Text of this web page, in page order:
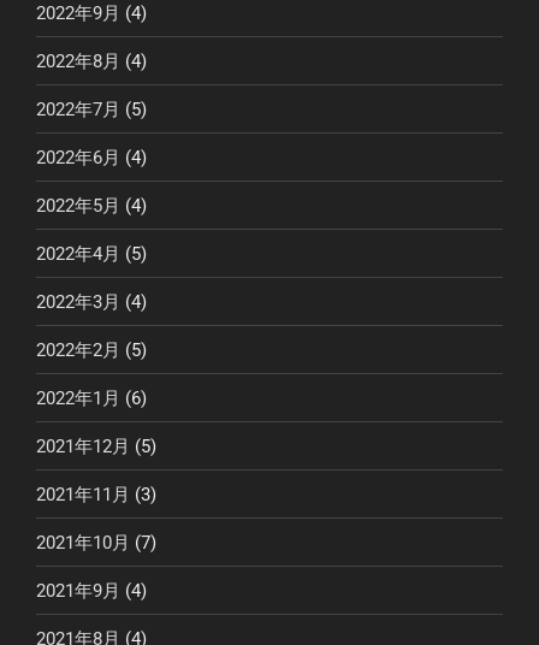
2022年9月 (4)
2022年8月 (4)
2022年7月 (5)
2022年6月 (4)
2022年5月 (4)
2022年4月 (5)
2022年3月 (4)
2022年2月 (5)
2022年1月 (6)
2021年12月 (5)
2021年11月 (3)
2021年10月 (7)
2021年9月 (4)
2021年8月 (4)